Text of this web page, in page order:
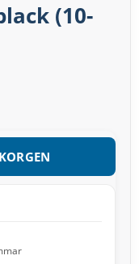
(10-